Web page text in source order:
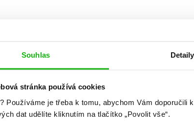
Souhlas Detaily
stránka používá cookies
Používáme je třeba k tomu, abychom Vám doporučili
dat udělíte kliknutím na tlačítko „Povolit vše“.